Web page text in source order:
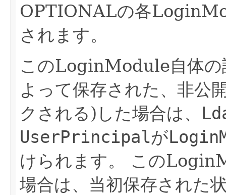
OPTIONALの各
されます。
このLoginModule自体の
よって保存された、非公
クされる)した場合は、
UserPrincipalが
けられます。
この
場合は、当初保存された